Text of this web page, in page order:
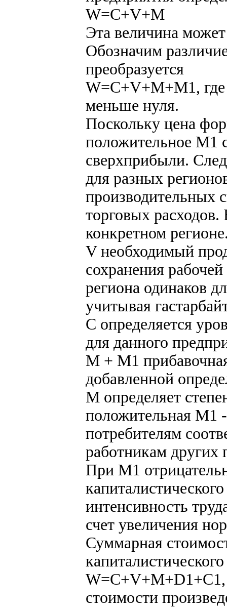
W=C+V+M
Эта величина
Обозначим
преобразуется
W=C+V+M+М1,
меньше нуля.
Поскольку цена
положительное М1
сверхприбыли.
для разных
производительных
торговых
конкретном
V необходимый
сохранения
региона одинаков
учитывая
С определяется
для данного
М + М1
добавленной
М определяет
положительная М1 -
потребителям
работникам других
При М1
интенсивность
счет увеличения
Суммарная
W=C+V+M+D1+С1,
стоимости